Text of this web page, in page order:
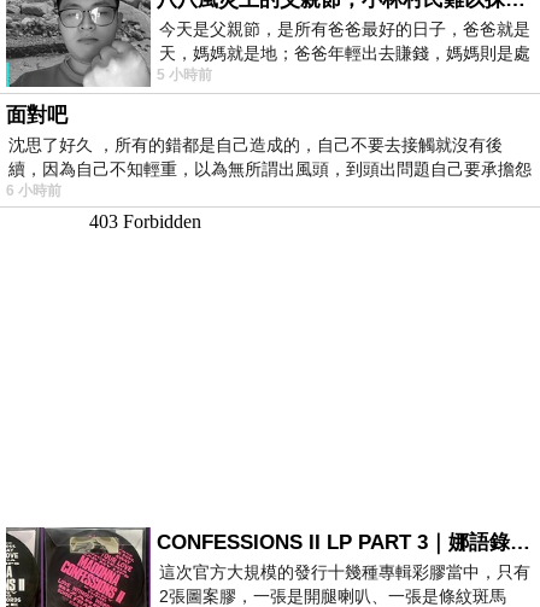
今天是父親節，是所有爸爸最好的日子，爸爸就是
天，媽媽就是地；爸爸年輕出去賺錢，媽媽則是處
理家務，職業不分高低貴賤，只有人品才
5 小時前
面對吧
沈思了好久 ，所有的錯都是自己造成的，自己不要去接觸就沒有後
續，因為自己不知輕重，以為無所謂出風頭，到頭出問題自己要承擔怨
不
6 小時前
CONFESSIONS II LP PART 3｜娜語錄II LP PART 3
這次官方大規模的發行十幾種專輯彩膠當中，只有
2張圖案膠，一張是開腿喇叭、一張是條紋斑馬